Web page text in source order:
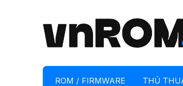
ROM / FIRMWARE THỦ